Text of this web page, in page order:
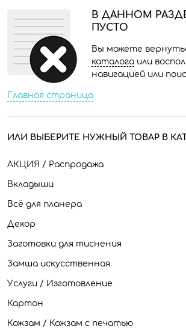
В ДАННОМ
ПУСТО
Вы можете
каталога или
навигацией или
Главная страница
ИЛИ ВЫБЕРИТЕ НУЖНЫЙ ТОВАР В
АКЦИЯ / Распродажа
Вкладыши
Всё для планера
Декор
Заготовки для тиснения
Замша искусственная
Услуги / Изготовление
Картон
Кожзам / Кожзам с печатью